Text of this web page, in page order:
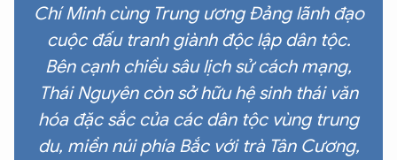
Chí Minh cùng Trung ương Đảng lãnh đạo
cuộc đấu tranh giành độc lập dân tộc.
Bên cạnh chiều sâu lịch sử cách mạng,
Thái Nguyên còn sở hữu hệ sinh thái văn
hóa đặc sắc của các dân tộc vùng trung
du, miền núi phía Bắc với trà Tân Cương,